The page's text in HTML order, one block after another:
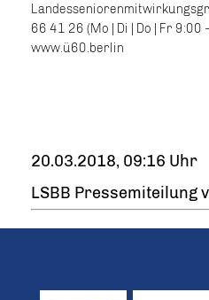
66 41 26 (Mo | Di | Do | Fr 9:00
www.ü60.berlin
20.03.2018, 09:16 Uhr
LSBB Pressemiteilung